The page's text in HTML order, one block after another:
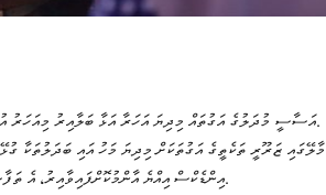
އަސާސީ މުދަލުގެ އަގުތައް މިދިޔަ އަހަރާ އަޅާ ބަލާއިރު މިއަހަރު އުފުލިފައިވާ ކަމަށް މޯލްޑިވްސް ބިއުރޯ އޮފް ސްޓެސްޓިކްސްގެ ތަފާސްހިސާބުން ދައްކައިފި އެވެ.
މާލޭގައި ޒަރޫރީ ތަކެތީގެ އަގުތަކަށް މިދިޔަ މަހު އައި
އިންޑެކްސް އިއްޔެ އާންމުކޮށްފައިވާއިރު، އެ ތަފާސްހިސާބުން ދައްކާ ގޮތުގައި އަސާސީ ބާވަތްތަކުގެ އިންފްލޭޝަން ހުރީ 1.9 ޕަސެންޓްގަ އެވެ.